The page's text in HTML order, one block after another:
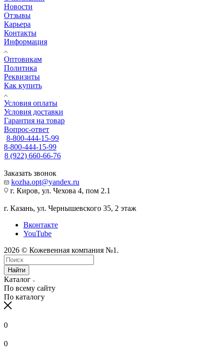
Новости
Отзывы
Карьера
Контакты
Информация
Оптовикам
Политика
Реквизиты
Как купить
Условия оплаты
Условия доставки
Гарантия на товар
Вопрос-ответ
8-800-444-15-99
8-800-444-15-99
8 (922) 660-66-76
Заказать звонок
kozha.opt@yandex.ru
г. Киров, ул. Чехова 4, пом 2.1
г. Казань, ул. Чернышевского 35, 2 этаж
Вконтакте
YouTube
2026 © Кожевенная компания №1.
Найти
Каталог
По всему сайту
По каталогу
0
0